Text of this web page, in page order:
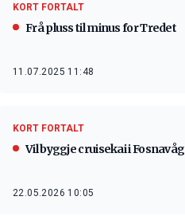
KORT FORTALT
Frå pluss til minus for Tredet
11.07.2025 11:48
KORT FORTALT
Vil byggje cruisekai i Fosnavåg
22.05.2026 10:05